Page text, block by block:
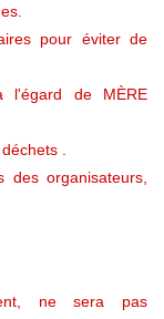
pour éviter de
l'égard de MÈRE
.
organisateurs,
ne sera pas